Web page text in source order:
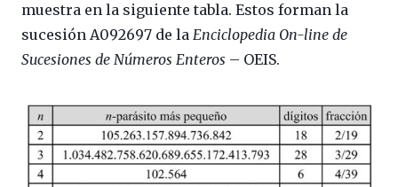
muestra en la siguiente tabla. Estos forman la
sucesión A092697 de la Enciclopedia On-line de
Sucesiones de Números Enteros – OEIS.